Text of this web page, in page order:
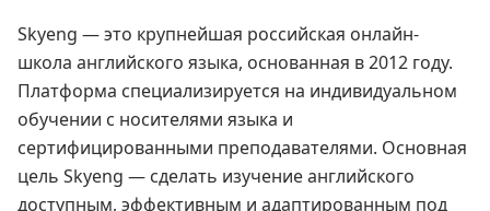
Skyeng — это крупнейшая российская онлайн-
школа английского языка, основанная в 2012 году.
Платформа специализируется на индивидуальном
обучении с носителями языка и
сертифицированными преподавателями. Основная
цель Skyeng — сделать изучение английского
доступным, эффективным и адаптированным под